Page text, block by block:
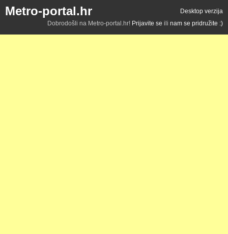
Metro-portal.hr
Desktop verzija
Dobrodošli na Metro-portal.hr! Prijavite se ili nam se pridružite :)